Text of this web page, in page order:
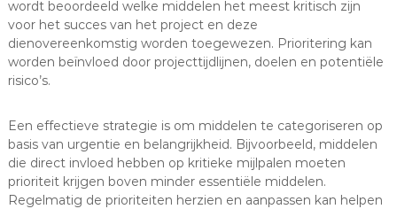
wordt beoordeeld welke middelen het meest kritisch zijn
voor het succes van het project en deze
dienovereenkomstig worden toegewezen. Prioritering kan
worden beïnvloed door projecttijdlijnen, doelen en potentiële
risico’s.
Een effectieve strategie is om middelen te categoriseren op
basis van urgentie en belangrijkheid. Bijvoorbeeld, middelen
die direct invloed hebben op kritieke mijlpalen moeten
prioriteit krijgen boven minder essentiële middelen.
Regelmatig de prioriteiten herzien en aanpassen kan helpen